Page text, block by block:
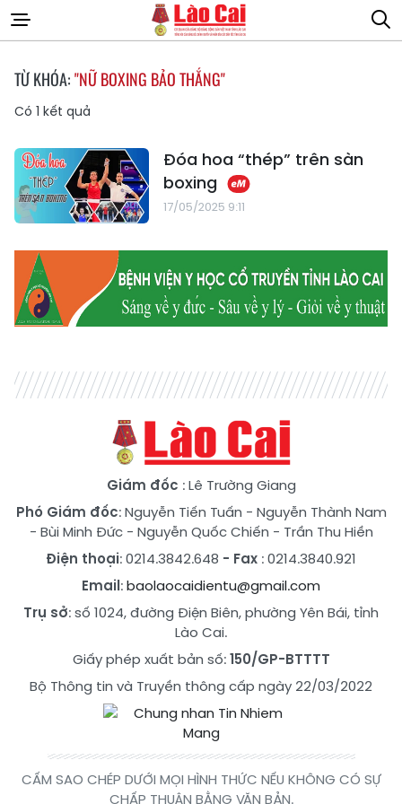
TỪ KHÓA:"NỮ BOXING BẢO THẮNG"
Có 1 kết quả
Đóa hoa “thép” trên sàn
boxing
17/05/2025 9:11
Giám đốc : Lê Trường Giang
Phó Giám đốc:Nguyễn Tiến Tuấn - Nguyễn Thành Nam
- Bùi Minh Đức- Nguyễn Quốc Chiến - Trần Thu Hiền
Điện thoại: 0214.3842.648 - Fax : 0214.3840.921
Email:baolaocaidientu@gmail.com
Trụ sở: số 1024, đường Điện Biên, phường Yên Bái, tỉnh
Lào Cai.
Giấy phép xuất bản số:150/GP-BTTTT
Bộ Thông tin và Truyền thông cấp ngày 22/03/2022
CẤM SAO CHÉP DƯỚI MỌI HÌNH THỨC NẾU KHÔNG CÓ SỰ
CHẤP THUẬN BẰNG VĂN BẢN.